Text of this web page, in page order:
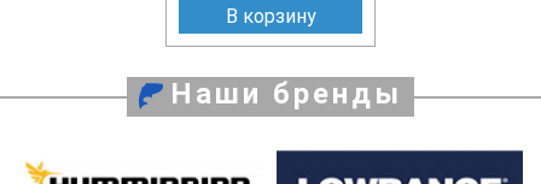
В корзину
Наши бренды